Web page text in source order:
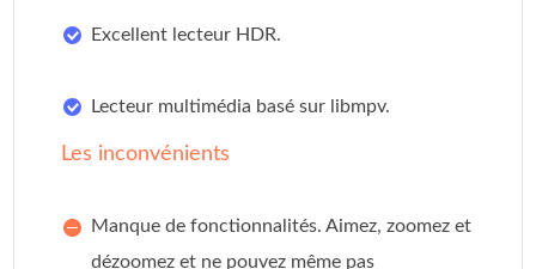
Excellent lecteur HDR.
Lecteur multimédia basé sur libmpv.
Les inconvénients
Manque de fonctionnalités. Aimez, zoomez et
dézoomez et ne pouvez même pas